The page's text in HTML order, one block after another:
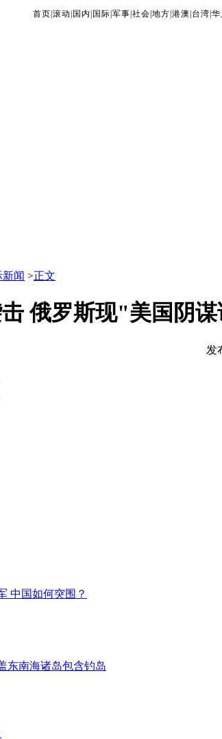
首页 滚动 国内 国际 军事 社会 地方 港澳 台湾 华
新闻 >正文
俄罗斯现"美国阴
发
中国如何突围？
东南海诸岛包含钓岛